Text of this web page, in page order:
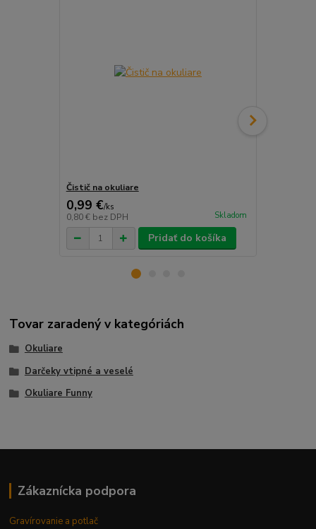
Čistič na okuliare
0,99 €/ks
0,80 € bez DPH Skladom
Pridať do košíka
Tovar zaradený v kategóriách
Okuliare
Darčeky vtipné a veselé
Okuliare Funny
Zákaznícka podpora
Gravírovanie a potlač